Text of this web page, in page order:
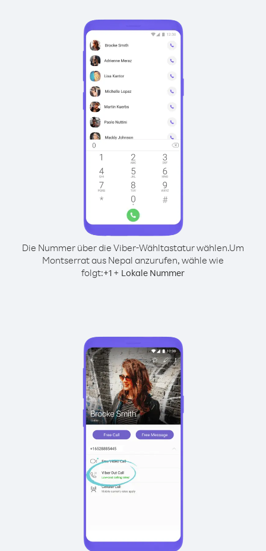
Die Nummer über die Viber-Wähltastatur wählen.Um
Montserrat aus Nepal anzurufen, wähle wie
folgt:+1 + Lokale Nummer